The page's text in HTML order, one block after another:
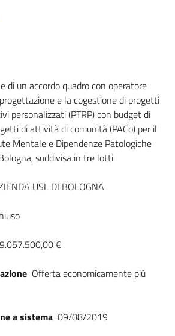
di un accordo quadro con operatore
e la cogestione di progetti
personalizzati (PTRP) con budget di
di attività di comunità (PACo) per il
Mentale e Dipendenze Patologiche
suddivisa in tre lotti
USL DI BOLOGNA
€
Offerta economicamente più
a sistema 09/08/2019